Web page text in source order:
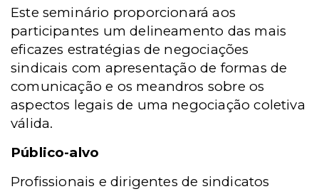
Este seminário proporcionará aos
participantes um delineamento das mais
eficazes estratégias de negociações
sindicais com apresentação de formas de
comunicação e os meandros sobre os
aspectos legais de uma negociação coletiva
válida.
Público-alvo
Profissionais e dirigentes de sindicatos